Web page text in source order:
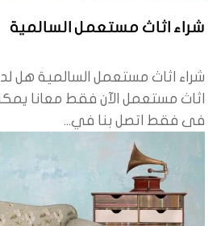
شراء اثاث مستعمل السالمية
شراء اثاث مستعمل السالمية هل
اثاث مستعمل الآن فقط معانا
فى فقط اتصل بنا في...